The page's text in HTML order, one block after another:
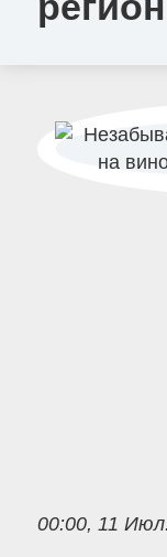
00:00, 11 Июл.